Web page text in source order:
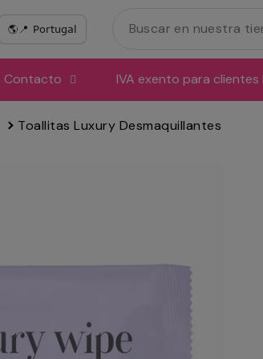
Contacto IVA exento para
Toallitas Luxury Desmaquillantes